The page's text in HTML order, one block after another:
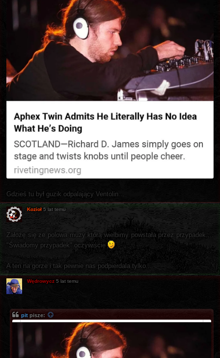
Gdzieś tu był guzik odpalający Ventolin...
Kozioł 5 lat temu
Założę się ze polowa muzy którą wielbimy powstała przez przypadek....
"Świadomy przypadek" oczywiście
A ten na gorze i tak pewnie nas podpierdala tylko...
Wędrowycz 5 lat temu
pit pisze: